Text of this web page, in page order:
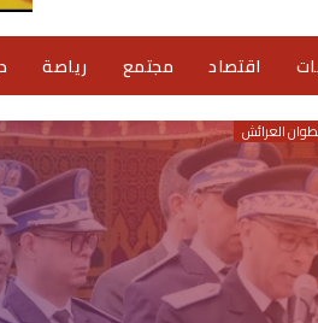
اقتصاد مجتمع رياصة
العرائش